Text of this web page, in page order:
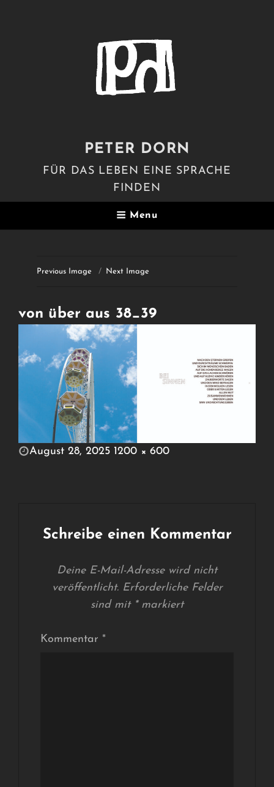
PETER DORN
FÜR DAS LEBEN EINE SPRACHE
FINDEN
Menu
Previous Image Next Image
von über aus 38_39
POSTED
August 28, 2025 1200 × 600
Schreibe einen Kommentar
Deine E-Mail-Adresse wird nicht
veröffentlicht. Erforderliche Felder
sind mit *markiert
Kommentar *